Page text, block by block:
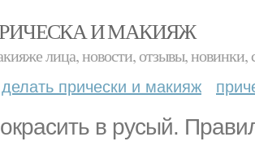
И МАКИЯЖ
лица, новости, отзывы, новинки,
прически и макияж
в русый.